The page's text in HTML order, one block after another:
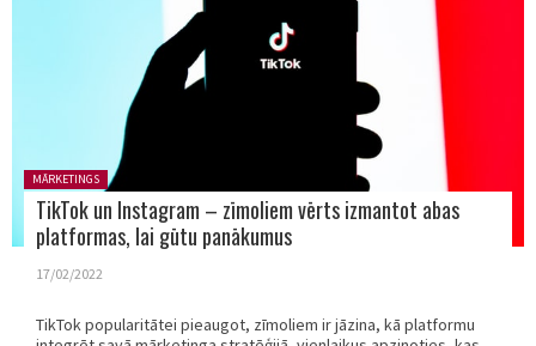
Posted in:
MĀRKETINGS
TikTok un Instagram – zīmoliem vērts izmantot abas
platformas, lai gūtu panākumus
17/02/2022
TikTok popularitātei pieaugot, zīmoliem ir jāzina, kā platformu